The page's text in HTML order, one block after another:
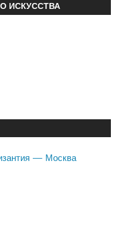
ИСКУССТВА
— Москва